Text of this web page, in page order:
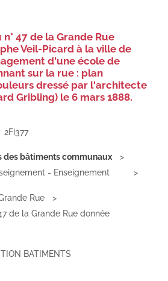
47 de la Grande Rue
Veil-Picard à la ville de
d'une école de
sur la rue : plan
dressé par l'architecte
Gribling) le 6 mars 1888.
2Fi377
des bâtiments communaux
- Enseignement
Rue
de la Grande Rue donnée
BATIMENTS